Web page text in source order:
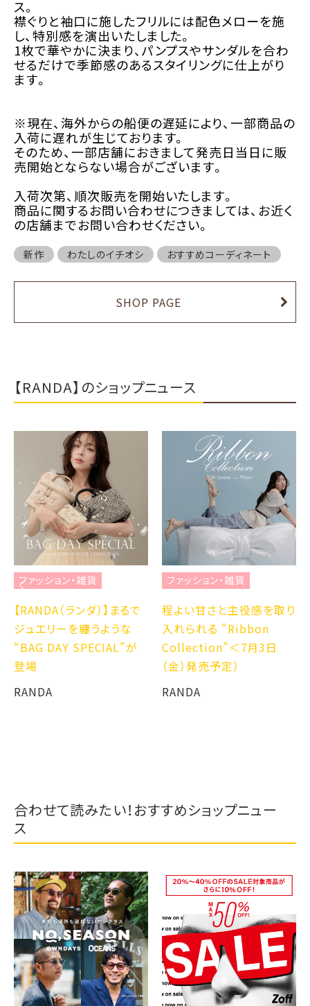
ス。
襟ぐりと袖口に施したフリルには配色メローを施
し、特別感を演出いたしました。
1枚で華やかに決まり、パンプスやサンダルを合わ
せるだけで季節感のあるスタイリングに仕上がり
ます。
※現在、海外からの船便の遅延により、一部商品の
入荷に遅れが生じております。
そのため、一部店舗におきまして発売日当日に販
売開始とならない場合がございます。
入荷次第、順次販売を開始いたします。
商品に関するお問い合わせにつきましては、お近く
の店舗までお問い合わせください。
新作 わたしのイチオシ おすすめコーディネート
SHOP PAGE
【RANDA】のショップニュース
ファッション・雑貨
【RANDA（ランダ）】まるで
ジュエリーを纏うような
“BAG DAY SPECIAL”が
登場
RANDA
ファッション・雑貨
程よい甘さと主役感を取り
入れられる "Ribbon
Collection”＜7月3日
（金）発売予定）
RANDA
合わせて読みたい！おすすめショップニュー
ス